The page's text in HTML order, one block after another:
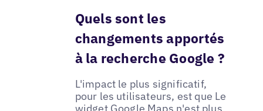
Quels sont les
changements apportés
à la recherche Google ?
L'impact le plus significatif,
pour les utilisateurs, est que Le